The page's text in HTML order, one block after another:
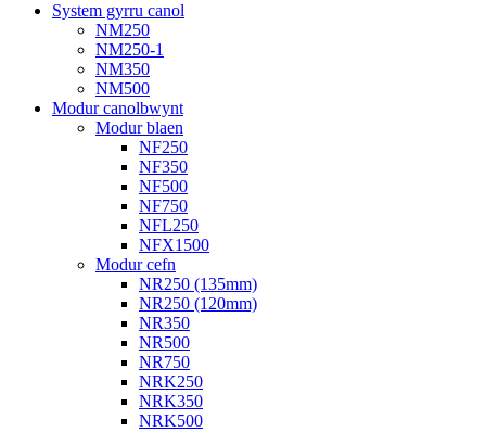
System gyrru canol
NM250
NM250-1
NM350
NM500
Modur canolbwynt
Modur blaen
NF250
NF350
NF500
NF750
NFL250
NFX1500
Modur cefn
NR250 (135mm)
NR250 (120mm)
NR350
NR500
NR750
NRK250
NRK350
NRK500